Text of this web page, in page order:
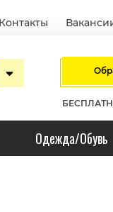
Контакты
Одежда/Обувь